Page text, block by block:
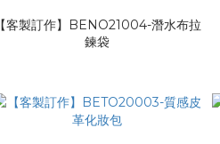
【客製訂作】BENO21004-潛水布拉
鍊袋